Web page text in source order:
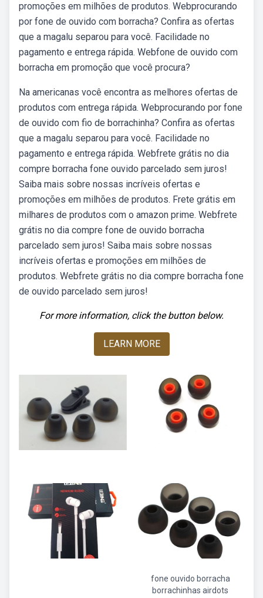
promoções em milhões de produtos. Webprocurando
por fone de ouvido com borracha? Confira as ofertas
que a magalu separou para você. Facilidade no
pagamento e entrega rápida. Webfone de ouvido com
borracha em promoção que você procura?
Na americanas você encontra as melhores ofertas de
produtos com entrega rápida. Webprocurando por fone
de ouvido com fio de borrachinha? Confira as ofertas
que a magalu separou para você. Facilidade no
pagamento e entrega rápida. Webfrete grátis no dia
compre borracha fone ouvido parcelado sem juros!
Saiba mais sobre nossas incríveis ofertas e
promoções em milhões de produtos. Frete grátis em
milhares de produtos com o amazon prime. Webfrete
grátis no dia compre fone de ouvido borracha
parcelado sem juros! Saiba mais sobre nossas
incríveis ofertas e promoções em milhões de
produtos. Webfrete grátis no dia compre borracha fone
de ouvido parcelado sem juros!
For more information, click the button below.
LEARN MORE
fone ouvido borracha
borrachinhas airdots